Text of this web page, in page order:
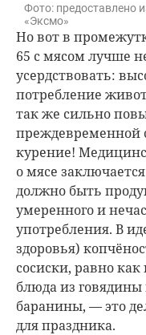
Фото: предоставлено
«Эксмо»
Но вот в
65 с мясом лучше
усердствовать:
потребление
так же сильно
преждевременной
курение!
о мясе
должно быть
умеренного и
употребления. В
здоровья)
сосиски, равно
блюда из
баранины, — это
для праздника.